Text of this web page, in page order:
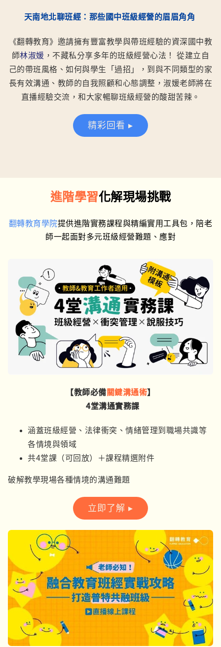
經營與課
略。
專題課程
天南地北聊班經：那些國中班級經營的眉眉角角
《翻轉教育》邀請擁有豐富教學與帶班經驗的資深國中教
師林淑媛 ，不藏私分享多年的班級經營心法！ 從建立自
己的帶班風格、如何與學生「過招」，到與不同類型的家
長有效溝通、教師的自我照顧和心態調整，淑媛老師將在
直播經驗交流，和大家暢聊班級經營的酸甜苦辣。
精彩回看 ▸
進階學習化解現場挑戰
翻轉教育學院提供進階實務課程與精編實用工具包， 陪老
師一起面對多元班級經營難題、應對
【教師必備關鍵溝通術】
4堂溝通實務課
涵蓋班級經營、法律衝突、情緒管理到職場共識等
各情境與領域
共4堂課（可回放）＋課程精選附件
破解教學現場各種情境的溝通難題
立即了解 ▸